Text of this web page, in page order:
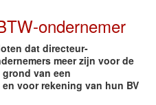
ondernemer
dat directeur-
meer zijn voor de
grond van een
voor rekening van hun BV